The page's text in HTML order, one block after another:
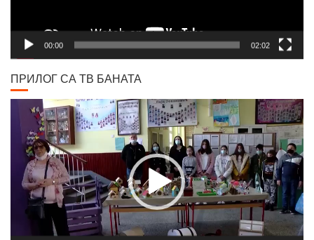
00:00 02:02
ПРИЛОГ СА ТВ БАНАТА
Video